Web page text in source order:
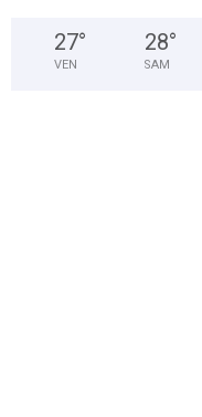
27°
VEN
28°
SAM